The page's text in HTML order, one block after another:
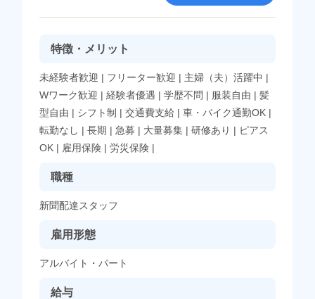
特徴・メリット
未経験者歓迎 | フリーター歓迎 | 主婦（夫）活躍中 |
Wワーク歓迎 | 経験者優遇 | 学歴不問 | 服装自由 | 髪
型自由 | シフト制 | 交通費支給 | 車・バイク通勤OK |
転勤なし | 長期 | 急募 | 大量募集 | 研修あり | ピアス
OK | 雇用保険 | 労災保険 |
職種
新聞配達スタッフ
雇用形態
アルバイト・パート
給与